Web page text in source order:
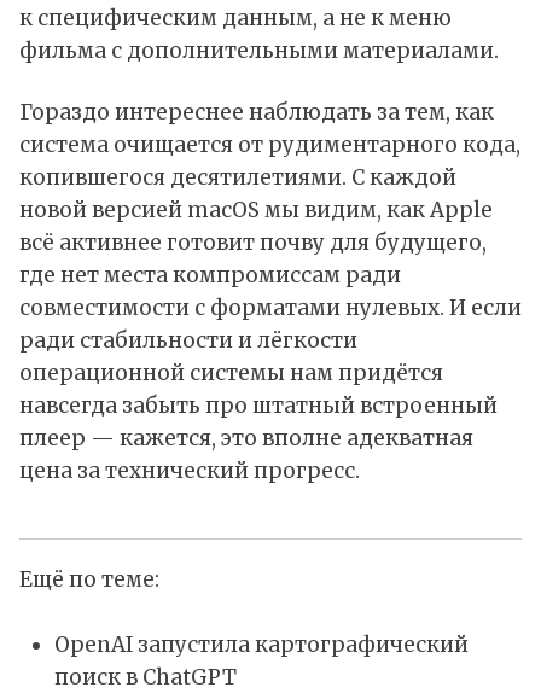
к специфическим данным, а не к меню
фильма с дополнительными материалами.
Гораздо интереснее наблюдать за тем, как
система очищается от рудиментарного кода,
копившегося десятилетиями. С каждой
новой версией macOS мы видим, как Apple
всё активнее готовит почву для будущего,
где нет места компромиссам ради
совместимости с форматами нулевых. И если
ради стабильности и лёгкости
операционной системы нам придётся
навсегда забыть про штатный встроенный
плеер — кажется, это вполне адекватная
цена за технический прогресс.
Ещё по теме:
OpenAI запустила картографический
поиск в ChatGPT